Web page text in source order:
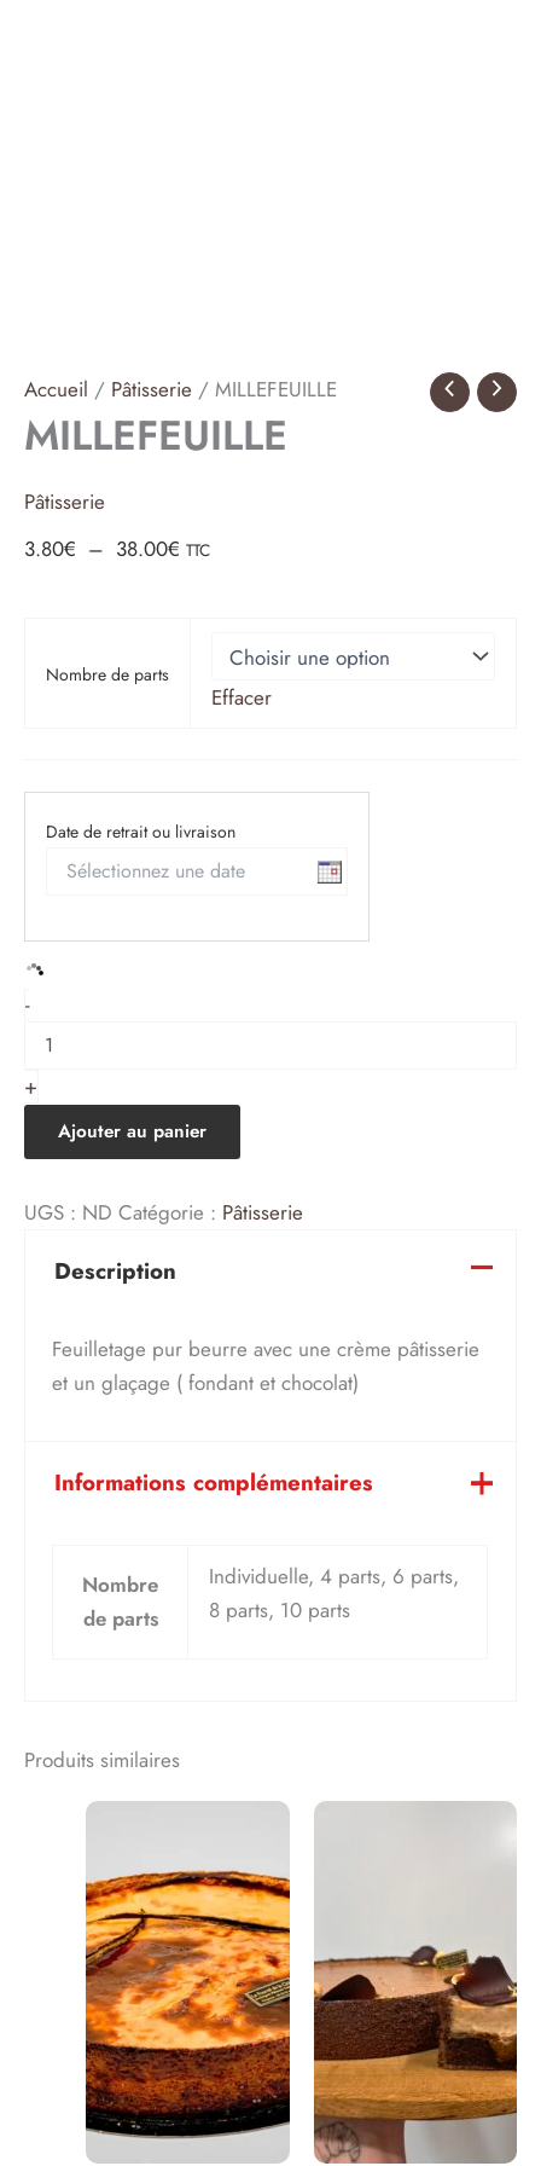
Accueil / Pâtisserie / MILLEFEUILLE
MILLEFEUILLE
Pâtisserie
3.80€ – 38.00€ Plage
à
38.00€
TTC
Nombre de parts
Effacer
Date de retrait ou livraison
-
MILLEFEUILLE
+
Ajouter au panier
UGS : ND Catégorie : Pâtisserie
Description
Feuilletage pur beurre avec une crème pâtisserie
et un glaçage ( fondant et chocolat)
Informations complémentaires
Nombre
de parts
Individuelle, 4 parts, 6 parts,
8 parts, 10 parts
Produits similaires